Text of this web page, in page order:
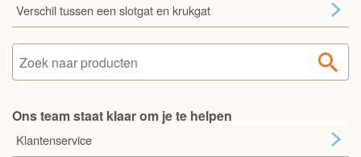
Verschil tussen een slotgat en krukgat
Ons team staat klaar om je te helpen
Klantenservice